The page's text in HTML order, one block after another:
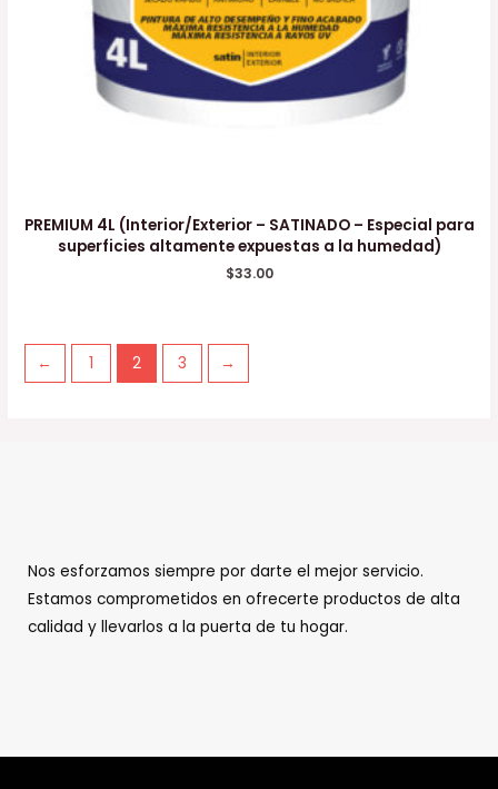
PREMIUM 4L (Interior/Exterior – SATINADO – Especial para
superficies altamente expuestas a la humedad)
$33.00
← 1 2 3 →
Nos esforzamos siempre por darte el mejor servicio.
Estamos comprometidos en ofrecerte productos de alta
calidad y llevarlos a la puerta de tu hogar.